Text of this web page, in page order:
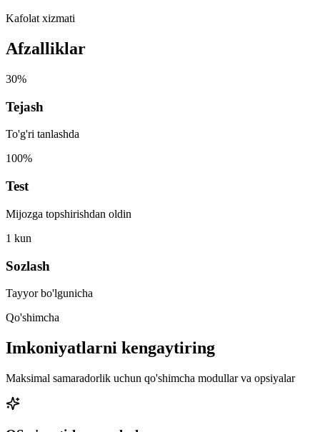
Kafolat xizmati
Afzalliklar
30%
Tejash
To'g'ri tanlashda
100%
Test
Mijozga topshirishdan oldin
1 kun
Sozlash
Tayyor bo'lgunicha
Qo'shimcha
Imkoniyatlarni kengaytiring
Maksimal samaradorlik uchun qo'shimcha modullar va opsiyalar